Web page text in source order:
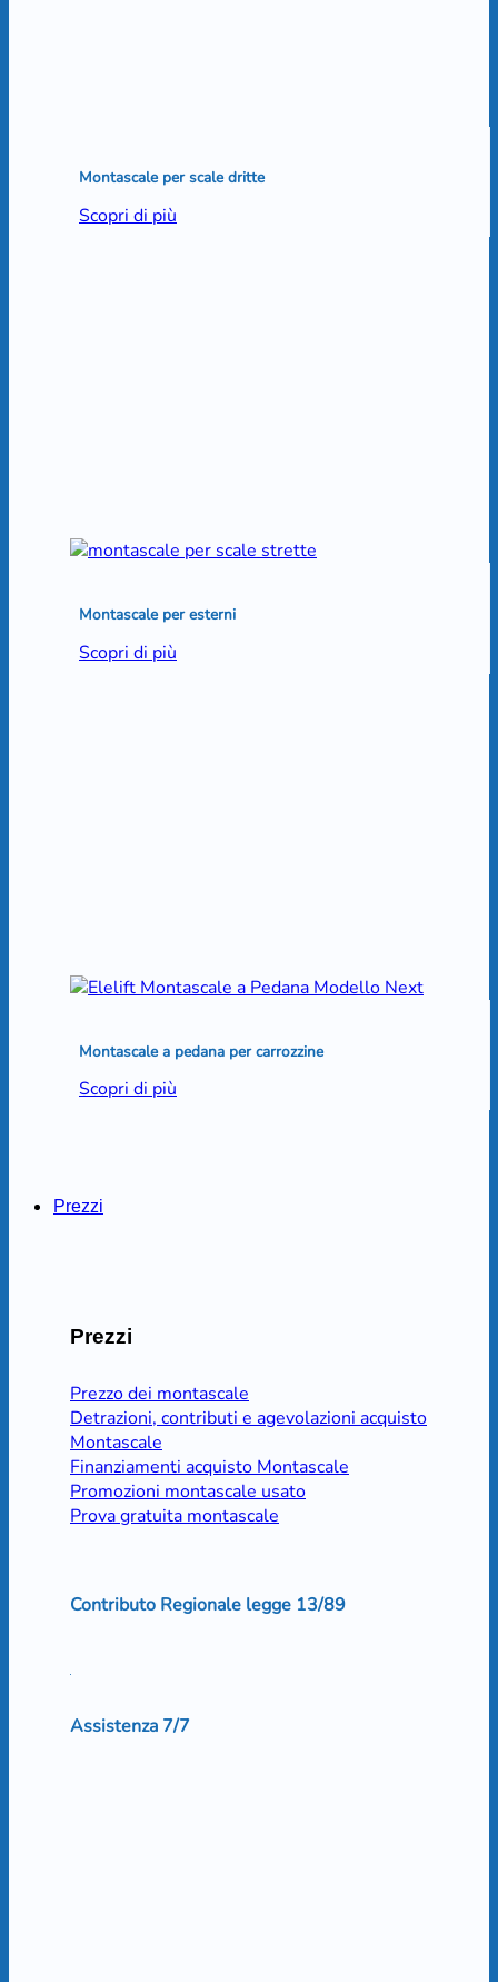
Montascale per scale dritte
Scopri di più
Montascale per esterni
Scopri di più
Montascale a pedana per carrozzine
Scopri di più
Prezzi
Prezzi
Prezzo dei montascale
Detrazioni, contributi e agevolazioni acquisto
Montascale
Finanziamenti acquisto Montascale
Promozioni montascale usato
Prova gratuita montascale
Contributo Regionale legge 13/89
Assistenza 7/7